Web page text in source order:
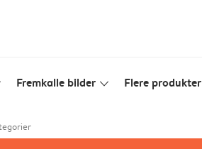
Fremkalle bilder slim_arrow_down Flere produkter